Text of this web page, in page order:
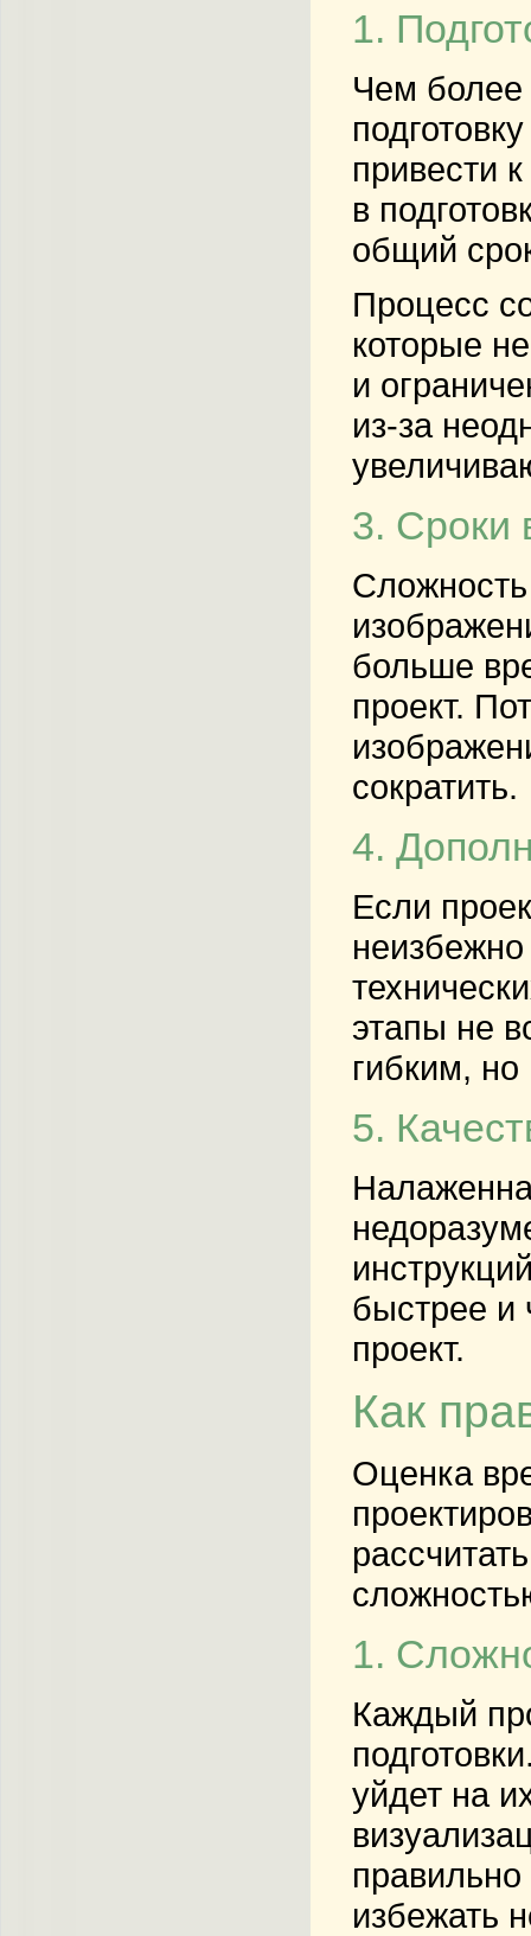
1.
Чем более
привести
в
общий
Процесс
которые
и
из-за
3. Сроки
больше
проект.
сократить.
4.
Если
этапы не
гибким,
5.
быстрее и
проект.
Как
Оценка
1.
Каждый
уйдет на
избежать